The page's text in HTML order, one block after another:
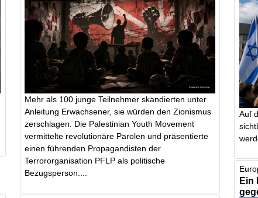
Mehr als 100 junge Teilnehmer skandierten unter
Anleitung Erwachsener, sie würden den Zionismus
zerschlagen. Die Palestinian Youth Movement
vermittelte revolutionäre Parolen und präsentierte
einen führenden Propagandisten der
Terrororganisation PFLP als politische
Bezugsperson....
Auf
Ein